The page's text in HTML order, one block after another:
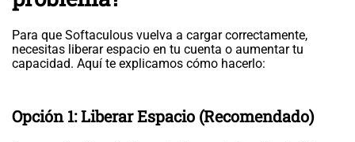
Para que Softaculous vuelva a cargar correctamente,
necesitas liberar espacio en tu cuenta o aumentar tu
capacidad. Aquí te explicamos cómo hacerlo:
Opción 1: Liberar Espacio (Recomendado)